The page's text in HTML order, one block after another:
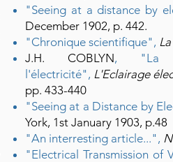
"Seeing at a distance by
December 1902, p. 442.
"Chronique scientifique",
J.H. COBLYN, "La
l'électricité", L'Eclairage
pp. 433-440
"Seeing at a Distance by
York, 1st January 1903, p.48
"An interresting article...",
"Electrical Transmission of